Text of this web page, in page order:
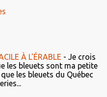
À L'ÉRABLE - Je crois
les bleuets sont ma petite
les bleuets du Québec